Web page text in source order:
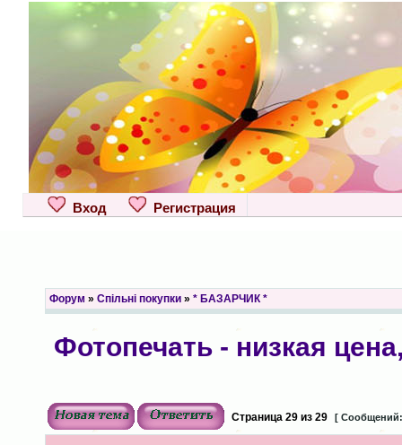
Вход Регистрация
Форум » Спільні покупки» * БАЗАРЧИК *
Фотопечать - низкая
Страница 29из 29 [